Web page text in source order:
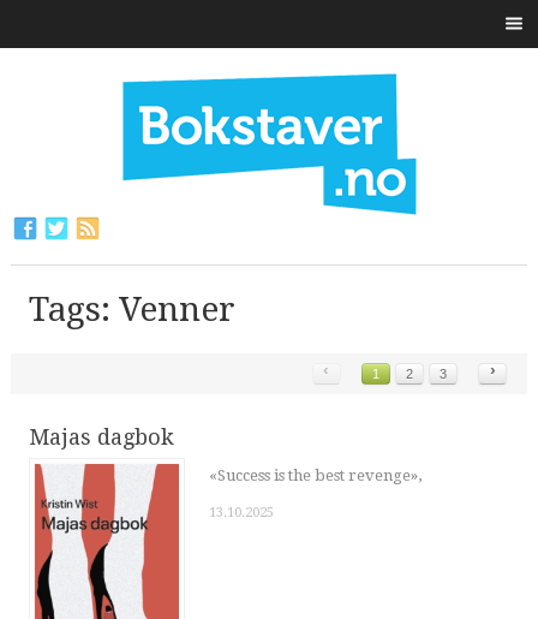
Tags: Venner
‹ 1 2 3 ›
Majas dagbok
«Success is the best revenge»,
13.10.2025